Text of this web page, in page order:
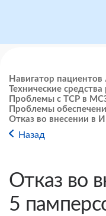
Навигатор пациентов
Технические
Проблемы с ТСР в
Проблемы
Отказ во внесении в
Назад
Отказ во
5